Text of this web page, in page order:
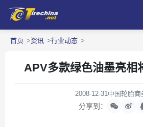
首页 资讯 行业动态
APV多款绿色油墨亮相
2008-12-31中国轮胎商
分享到：